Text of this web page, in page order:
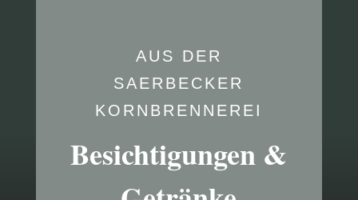
AUS DER
SAERBECKER
KORNBRENNEREI
Besichtigungen &